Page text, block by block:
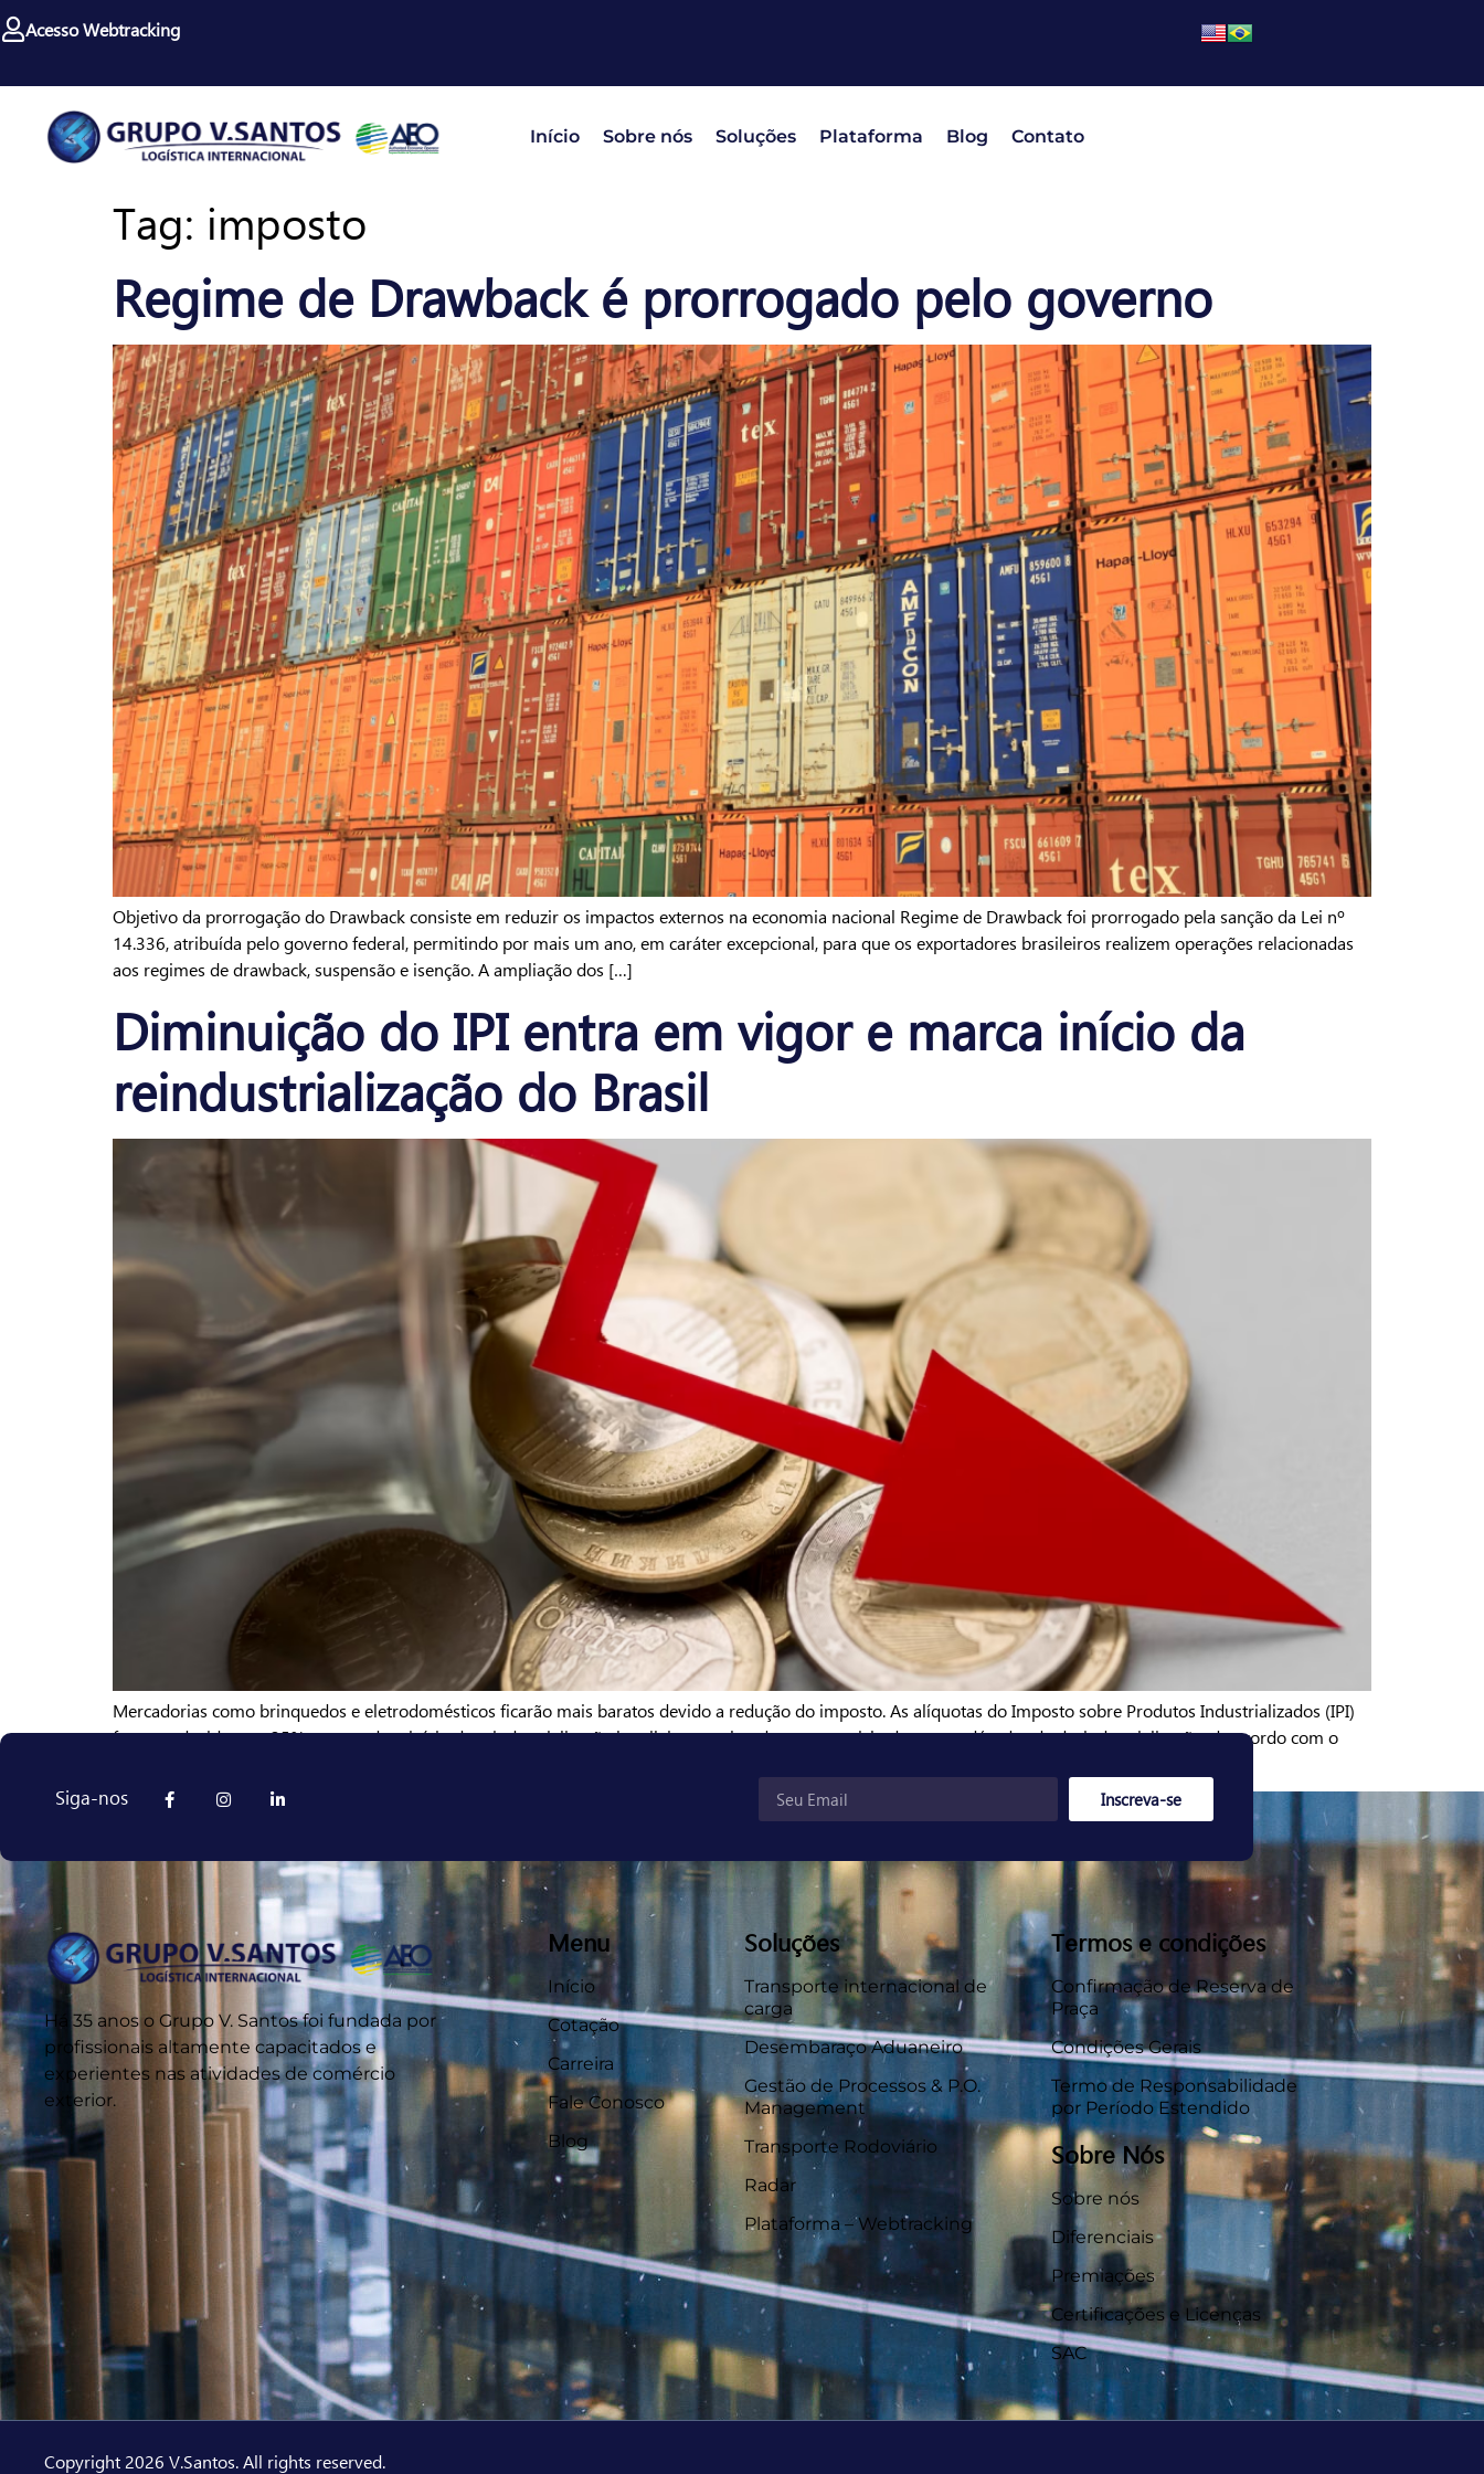
Acesso Webtracking
Início Sobre nós Soluções Plataforma Blog Contato
Tag: imposto
Regime de Drawback é prorrogado pelo governo
Objetivo da prorrogação do Drawback consiste em reduzir os impactos externos na economia nacional Regime de Drawback foi prorrogado pela sanção da Lei nº
14.336, atribuída pelo governo federal, permitindo por mais um ano, em caráter excepcional, para que os exportadores brasileiros realizem operações relacionadas
aos regimes de drawback, suspensão e isenção. A ampliação dos […]
Diminuição do IPI entra em vigor e marca início da
reindustrialização do Brasil
Mercadorias como brinquedos e eletrodomésticos ficarão mais baratos devido a redução do imposto. As alíquotas do Imposto sobre Produtos Industrializados (IPI)
foram reduzidas em 25%, marcando o início da reindustrialização brasileira e acabando com um ciclo de quatro décadas de desindustrialização, de acordo com o
Siga-nos Inscreva-se
Há 35 anos o Grupo V. Santos foi fundada por
profissionais altamente capacitados e
experientes nas atividades de comércio
exterior.
Menu
Início
Cotação
Carreira
Fale Conosco
Blog
Soluções
Transporte internacional de
carga
Desembaraço Aduaneiro
Gestão de Processos & P.O.
Management
Transporte Rodoviário
Radar
Plataforma – Webtracking
Termos e condições
Confirmação de Reserva de
Praça
Condições Gerais
Termo de Responsabilidade
por Período Estendido
Sobre Nós
Sobre nós
Diferenciais
Premiações
Certificações e Licenças
SAC
Copyright 2026 V.Santos. All rights reserved.